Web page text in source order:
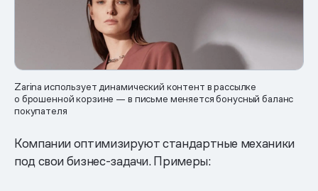
Zarina использует динамический контент в рассылке
о брошенной корзине — в письме меняется бонусный баланс
покупателя
Компании оптимизируют стандартные механики
под свои бизнес-задачи. Примеры: